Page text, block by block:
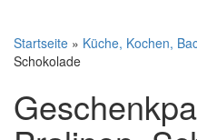
Startseite » Küche, Kochen,
Schokolade